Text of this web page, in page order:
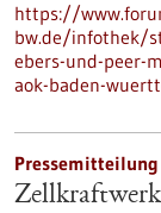
https://
bw.de/infothek/
ebers-und-peer-
aok-baden-
Pressemitteilung